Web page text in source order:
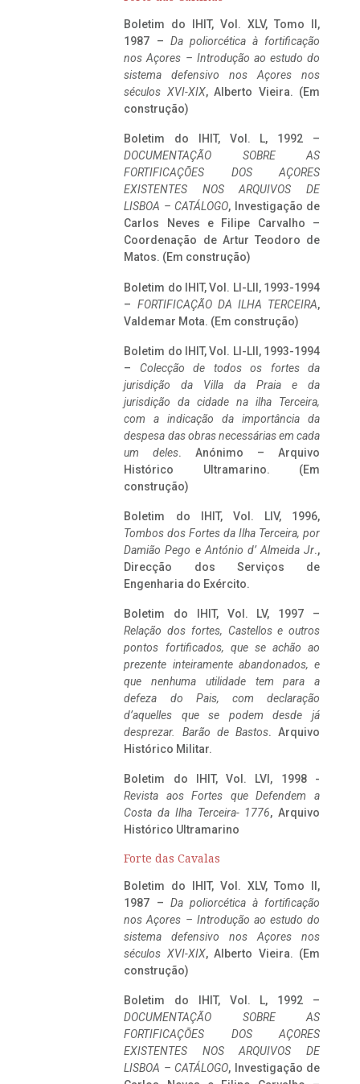
Boletim do IHIT, Vol. XLV, Tomo II,
1987 – Da poliorcética à fortificação
nos Açores – Introdução ao estudo do
sistema defensivo nos Açores nos
séculos XVI-XIX, Alberto Vieira. (Em
construção)
Boletim do IHIT, Vol. L, 1992 –
DOCUMENTAÇÃO SOBRE AS
FORTIFICAÇÕES DOS AÇORES
EXISTENTES NOS ARQUIVOS DE
LISBOA – CATÁLOGO, Investigação de
Carlos Neves e Filipe Carvalho –
Coordenação de Artur Teodoro de
Matos. (Em construção)
Boletim do IHIT, Vol. LI-LII, 1993-1994
– FORTIFICAÇÃO DA ILHA TERCEIRA,
Valdemar Mota. (Em construção)
Boletim do IHIT, Vol. LI-LII, 1993-1994
– Colecção de todos os fortes da
jurisdição da Villa da Praia e da
jurisdição da cidade na ilha Terceira,
com a indicação da importância da
despesa das obras necessárias em cada
um deles. Anónimo – Arquivo
Histórico Ultramarino. (Em
construção)
Boletim do IHIT, Vol. LIV, 1996,
Tombos dos Fortes da Ilha Terceira, por
Damião Pego e António d’ Almeida Jr.,
Direcção dos Serviços de
Engenharia do Exército.
Boletim do IHIT, Vol. LV, 1997 –
Relação dos fortes, Castellos e outros
pontos fortificados, que se achão ao
prezente inteiramente abandonados, e
que nenhuma utilidade tem para a
defeza do Pais, com declaração
d’aquelles que se podem desde já
desprezar. Barão de Bastos. Arquivo
Histórico Militar.
Boletim do IHIT, Vol. LVI, 1998 -
Revista aos Fortes que Defendem a
Costa da Ilha Terceira- 1776, Arquivo
Histórico Ultramarino
Forte das Cavalas
Boletim do IHIT, Vol. XLV, Tomo II,
1987 – Da poliorcética à fortificação
nos Açores – Introdução ao estudo do
sistema defensivo nos Açores nos
séculos XVI-XIX, Alberto Vieira. (Em
construção)
Boletim do IHIT, Vol. L, 1992 –
DOCUMENTAÇÃO SOBRE AS
FORTIFICAÇÕES DOS AÇORES
EXISTENTES NOS ARQUIVOS DE
LISBOA – CATÁLOGO, Investigação de